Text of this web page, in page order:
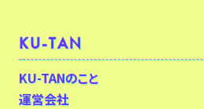
KU-TAN
KU-TANのこと
運営会社